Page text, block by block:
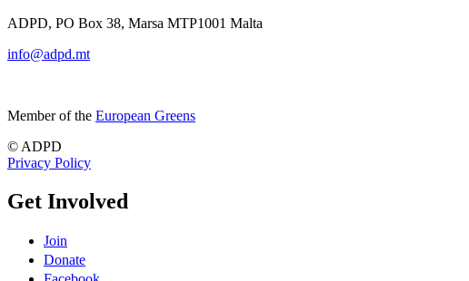
ADPD, PO Box 38, Marsa MTP1001 Malta
info@adpd.mt
Member of the European Greens
© ADPD
Privacy Policy
Get Involved
Join
Donate